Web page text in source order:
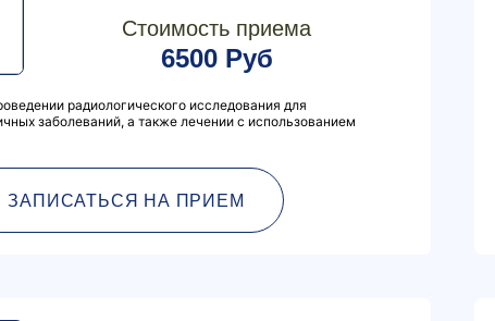
Стоимость приема
6500 Руб
радиологического исследования для
заболеваний, а также лечении с использованием
ЗАПИСАТЬСЯ НА ПРИЕМ